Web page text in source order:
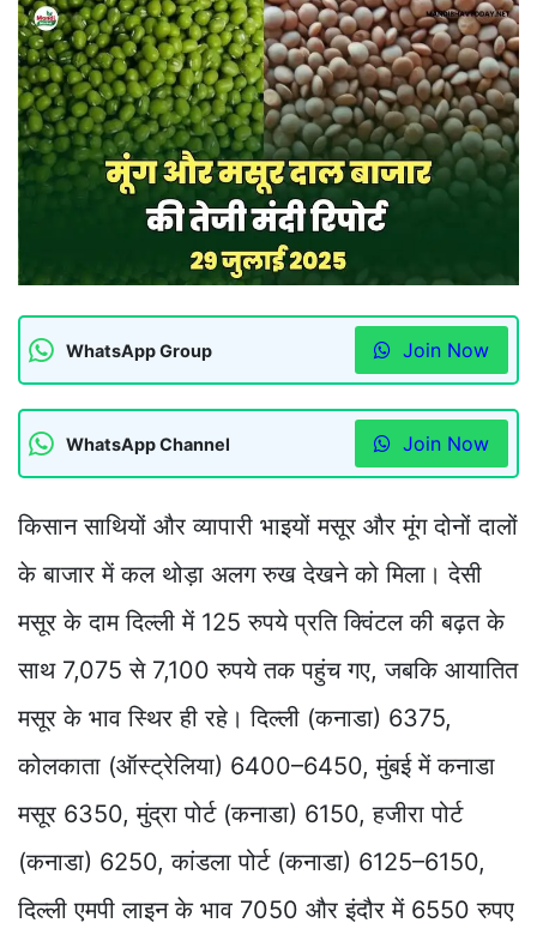
WhatsApp Group Join Now
WhatsApp Channel Join Now
किसान साथियों और व्यापारी भाइयों मसूर और मूंग दोनों दालों
के बाजार में कल थोड़ा अलग रुख देखने को मिला। देसी
मसूर के दाम दिल्ली में 125 रुपये प्रति क्विंटल की बढ़त के
साथ 7,075 से 7,100 रुपये तक पहुंच गए, जबकि आयातित
मसूर के भाव स्थिर ही रहे। दिल्ली (कनाडा) 6375,
कोलकाता (ऑस्ट्रेलिया) 6400–6450, मुंबई में कनाडा
मसूर 6350, मुंद्रा पोर्ट (कनाडा) 6150, हजीरा पोर्ट
(कनाडा) 6250, कांडला पोर्ट (कनाडा) 6125–6150,
दिल्ली एमपी लाइन के भाव 7050 और इंदौर में 6550 रुपए